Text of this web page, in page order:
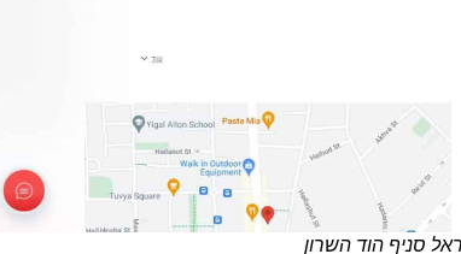
סניף הוד השרון